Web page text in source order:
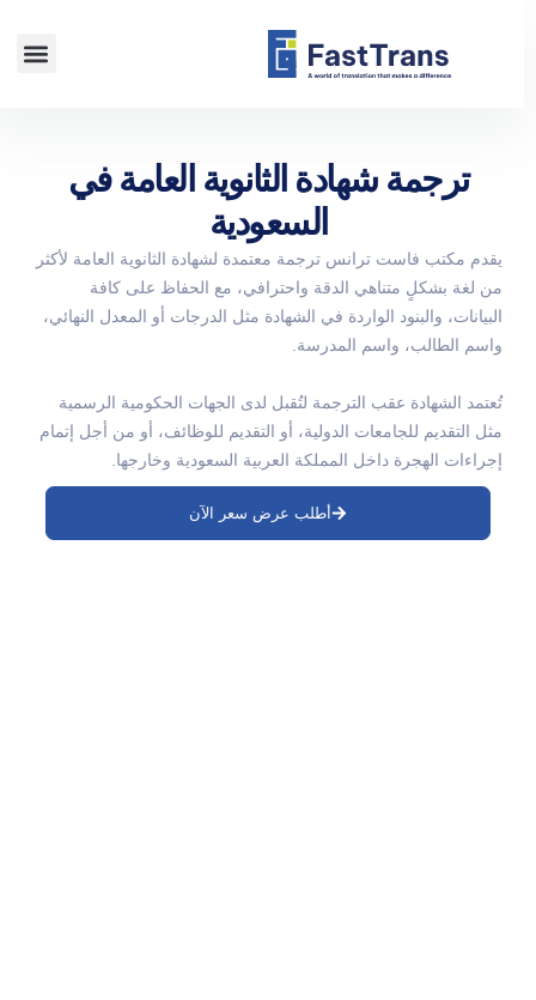
ترجمة شهادة الثانوية العامة في
السعودية
يقدم مكتب فاست ترانس ترجمة معتمدة لشهادة الثانوية العامة لأكثر
من لغة بشكلٍ متناهي الدقة واحترافي، مع الحفاظ على كافة
البيانات، والبنود الواردة في الشهادة مثل الدرجات أو المعدل النهائي،
واسم الطالب، واسم المدرسة.
تُعتمد الشهادة عقب الترجمة لتُقبل لدى الجهات الحكومية الرسمية
مثل التقديم للجامعات الدولية، أو التقديم للوظائف، أو من أجل إتمام
إجراءات الهجرة داخل المملكة العربية السعودية وخارجها.
أطلب عرض سعر الآن